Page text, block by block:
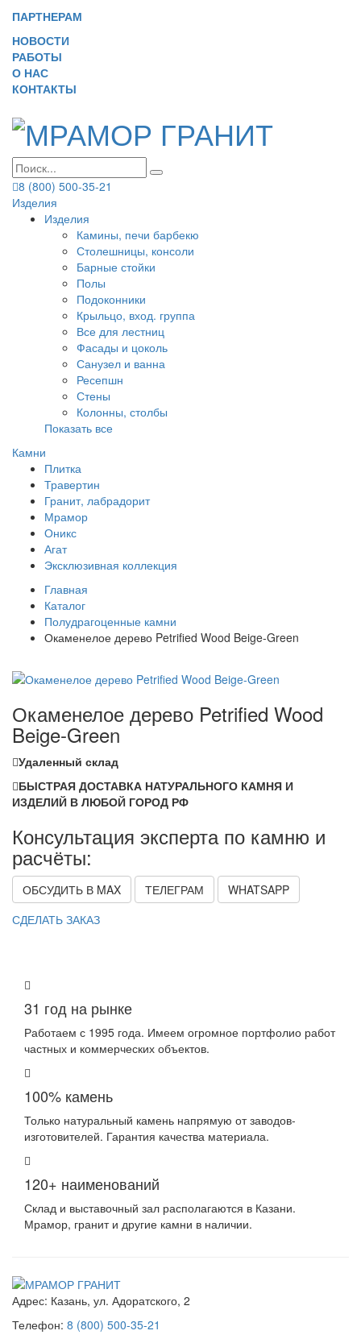
ПАРТНЕРАМ
НОВОСТИ
РАБОТЫ
О НАС
КОНТАКТЫ
8 (800) 500-35-21
Изделия
Изделия
Камины, печи барбекю
Столешницы, консоли
Барные стойки
Полы
Подоконники
Крыльцо, вход. группа
Все для лестниц
Фасады и цоколь
Санузел и ванна
Ресепшн
Стены
Колонны, столбы
Показать все
Камни
Плитка
Травертин
Гранит, лабрадорит
Мрамор
Оникс
Агат
Эксклюзивная коллекция
Главная
Каталог
Полудрагоценные камни
Окаменелое дерево Petrified Wood Beige-Green
Окаменелое дерево Petrified Wood
Beige-Green
Удаленный склад
БЫСТРАЯ ДОСТАВКА НАТУРАЛЬНОГО КАМНЯ И
ИЗДЕЛИЙ В ЛЮБОЙ ГОРОД РФ
Консультация эксперта по камню и
расчёты:
ОБСУДИТЬ В MAX ТЕЛЕГРАМ
WHATSAPP
СДЕЛАТЬ ЗАКАЗ
31 год на рынке
Работаем с 1995 года. Имеем огромное портфолио работ
частных и коммерческих объектов.
100% камень
Только натуральный камень напрямую от заводов-
изготовителей. Гарантия качества материала.
120+ наименований
Склад и выставочный зал располагаются в Казани.
Мрамор, гранит и другие камни в наличии.
Адрес: Казань, ул. Адоратского, 2
Телефон: 8 (800) 500-35-21